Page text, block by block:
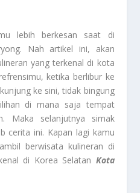
lebih berkesan saat di
Nah artikel ini, akan
yang terkenal di kota
ketika berlibur ke
ke sini, tidak bingung
di mana saja tempat
Maka selanjutnya simak
cerita ini. Kapan lagi kamu
berwisata kulineran di
di Korea Selatan Kota